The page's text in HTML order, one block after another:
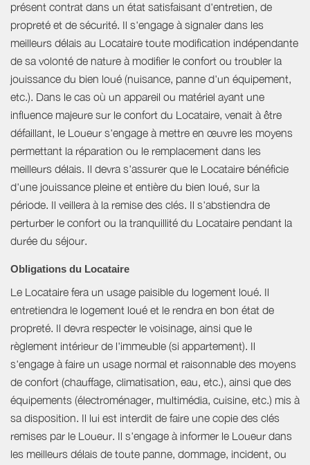
présent contrat dans un état satisfaisant d'entretien, de
propreté et de sécurité. Il s'engage à signaler dans les
meilleurs délais au Locataire toute modification indépendante
de sa volonté de nature à modifier le confort ou troubler la
jouissance du bien loué (nuisance, panne d'un équipement,
etc.). Dans le cas où un appareil ou matériel ayant une
influence majeure sur le confort du Locataire, venait à être
défaillant, le Loueur s'engage à mettre en œuvre les moyens
permettant la réparation ou le remplacement dans les
meilleurs délais. Il devra s'assurer que le Locataire bénéficie
d'une jouissance pleine et entière du bien loué, sur la
période. Il veillera à la remise des clés. Il s'abstiendra de
perturber le confort ou la tranquillité du Locataire pendant la
durée du séjour.
Obligations du Locataire
Le Locataire fera un usage paisible du logement loué. Il
entretiendra le logement loué et le rendra en bon état de
propreté. Il devra respecter le voisinage, ainsi que le
règlement intérieur de l'immeuble (si appartement). Il
s'engage à faire un usage normal et raisonnable des moyens
de confort (chauffage, climatisation, eau, etc.), ainsi que des
équipements (électroménager, multimédia, cuisine, etc.) mis à
sa disposition. Il lui est interdit de faire une copie des clés
remises par le Loueur. Il s'engage à informer le Loueur dans
les meilleurs délais de toute panne, dommage, incident, ou